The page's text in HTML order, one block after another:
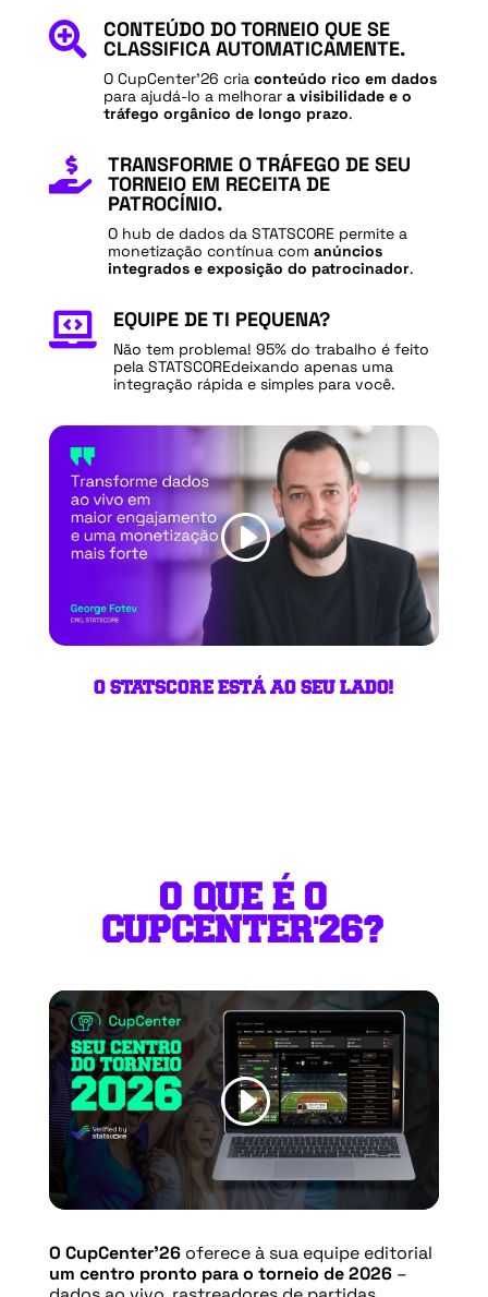
 CONTEÚDO DO TORNEIO QUE SE
CLASSIFICA AUTOMATICAMENTE.
O CupCenter’26 cria conteúdo rico em dados
para ajudá-lo a melhorar a visibilidade e o
tráfego orgânico de longo prazo.
 TRANSFORME O TRÁFEGO DE SEU
TORNEIO EM RECEITA DE
PATROCÍNIO.
O hub de dados da STATSCORE permite a
monetização contínua com anúncios
integrados e exposição do patrocinador.
 EQUIPE DE TI PEQUENA?
Não tem problema! 95% do trabalho é feito
pela STATSCOREdeixando apenas uma
integração rápida e simples para você.
O STATSCORE ESTÁ AO SEU LADO!
O QUE É O
CUPCENTER'26?
O CupCenter’26oferece à sua equipe editorial
um centro pronto para o torneio de 2026–